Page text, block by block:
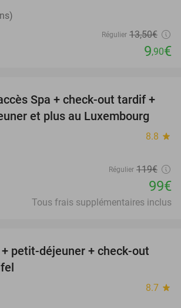
Régulier 13,50€
9,90€
17%
Spa + check-out tardif +
et plus au Luxembourg
8.8 star
Régulier 119€
99€
Tous frais supplémentaires inclus
37%
petit-déjeuner + check-out
8.7 star